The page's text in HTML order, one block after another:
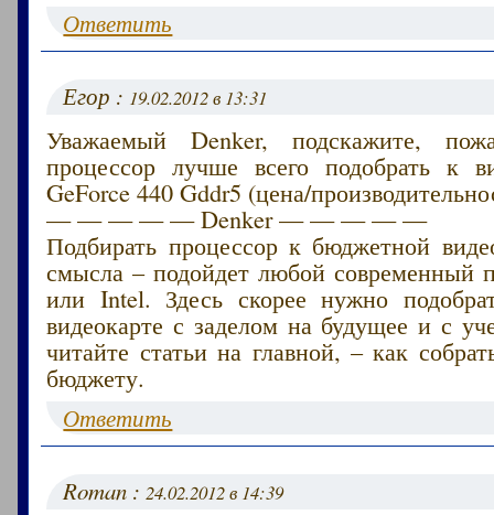
Ответить
Егор : 19.02.2012 в 13:31
Уважаемый Denker, подскажите,
процессор лучше всего подобрать к
GeForce 440 Gddr5 (цена/
— — — — — Denker — — — — —
Подбирать процессор к бюджетной
смысла – подойдет любой современный
или Intel. Здесь скорее нужно
видеокарте с заделом на будущее и с
читайте статьи на главной, – как
бюджету.
Ответить
Roman :24.02.2012 в 14:39